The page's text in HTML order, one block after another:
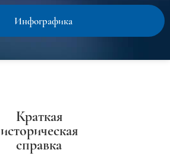
Инфографика
Краткая
историческая
справка